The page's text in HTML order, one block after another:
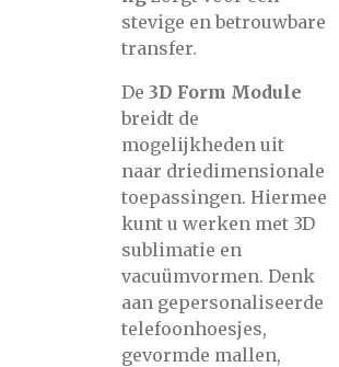
stevige en betrouwbare
transfer.
De 3D Form Module
breidt de
mogelijkheden uit
naar driedimensionale
toepassingen. Hiermee
kunt u werken met 3D
sublimatie en
vacuümvormen. Denk
aan gepersonaliseerde
telefoonhoesjes,
gevormde mallen,